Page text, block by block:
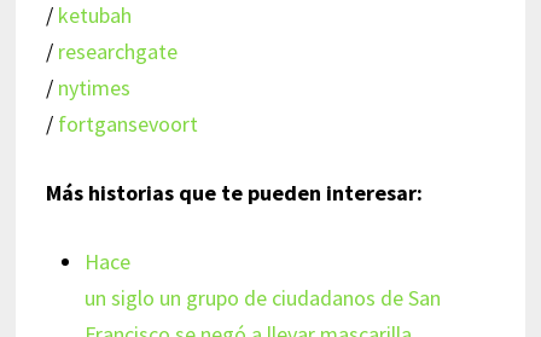
/ ketubah
/ researchgate
/ nytimes
/ fortgansevoort
Más historias que te pueden interesar:
Hace
un siglo un grupo de ciudadanos de San